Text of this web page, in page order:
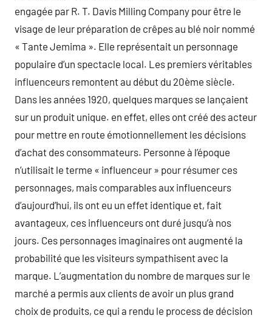
engagée par R. T. Davis Milling Company pour être le
visage de leur préparation de crêpes au blé noir nommé
« Tante Jemima ». Elle représentait un personnage
populaire d’un spectacle local. Les premiers véritables
influenceurs remontent au début du 20ème siècle.
Dans les années 1920, quelques marques se lançaient
sur un produit unique. en effet, elles ont créé des acteur
pour mettre en route émotionnellement les décisions
d’achat des consommateurs. Personne à l’époque
n’utilisait le terme « influenceur » pour résumer ces
personnages, mais comparables aux influenceurs
d’aujourd’hui, ils ont eu un effet identique et, fait
avantageux, ces influenceurs ont duré jusqu’à nos
jours. Ces personnages imaginaires ont augmenté la
probabilité que les visiteurs sympathisent avec la
marque. L’augmentation du nombre de marques sur le
marché a permis aux clients de avoir un plus grand
choix de produits, ce qui a rendu le process de décision